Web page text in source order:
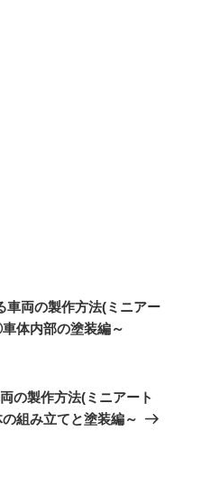
車両の製作方法(ミニアー
体内部の塗装編～
両の製作方法(ミニアート
組み立てと塗装編～